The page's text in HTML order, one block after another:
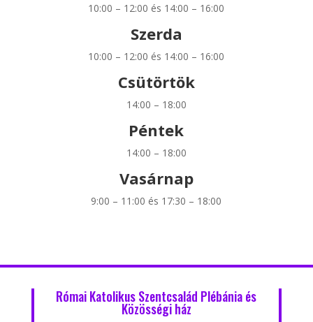
10:00 – 12:00 és 14:00 – 16:00
Szerda
10:00 – 12:00 és 14:00 – 16:00
Csütörtök
14:00 – 18:00
Péntek
14:00 – 18:00
Vasárnap
9:00 – 11:00 és 17:30 – 18:00
Római Katolikus Szentcsalád Plébánia és
Közösségi ház